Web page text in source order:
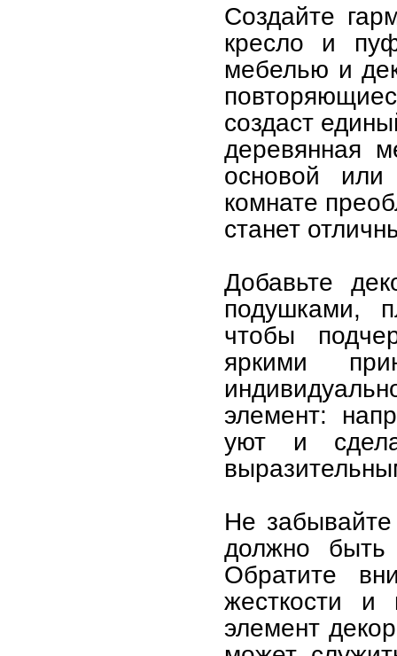
Создайте
кресло и
мебелью и
создаст
деревянная
основой
комнате
станет
Добавьте
подушками,
чтобы
яркими
элемент:
уют и
Не
должно
Обратите
жесткости
элемент